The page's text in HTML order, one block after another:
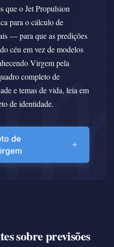
que o Jet Propulsion
para o cálculo de
— para que as predições
céu em vez de modelos
Virgem pela
completo de
e temas de vida, leia em
de identidade.
de
sobre previsões